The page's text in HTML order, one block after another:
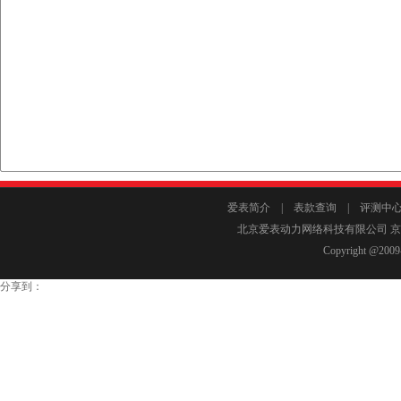
爱表简介 表款查询
评测中
北京爱表动力网络科技有限公司
Copyright
分享到：